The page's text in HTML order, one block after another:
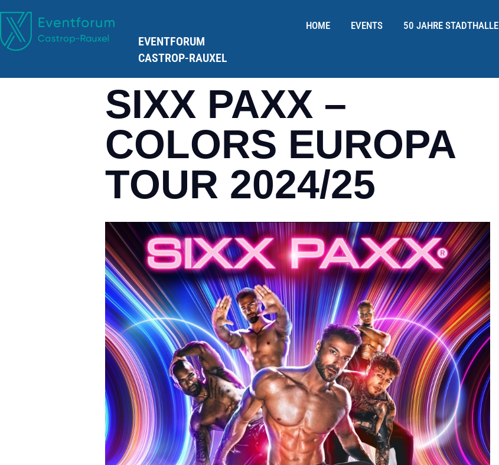
EVENTFORUM
CASTROP-RAUXEL
HOME EVENTS 50 JAHRE STADTHALLE
SIXX PAXX –
COLORS EUROPA
TOUR 2024/25